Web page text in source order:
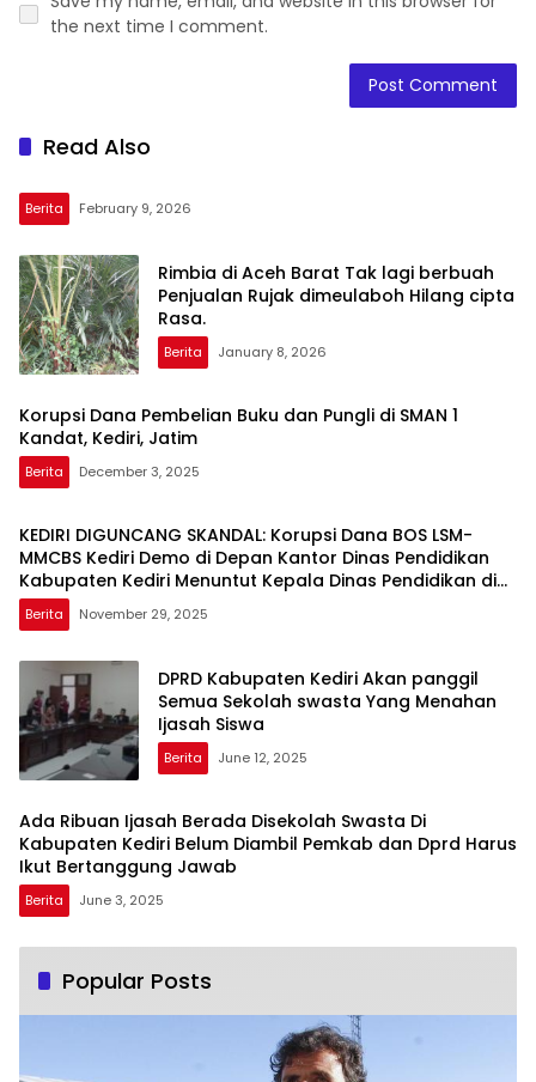
the next time I comment.
Read Also
Berita February 9, 2026
Rimbia di Aceh Barat Tak lagi berbuah
Penjualan Rujak dimeulaboh Hilang cipta
Rasa.
Berita January 8, 2026
Korupsi Dana Pembelian Buku dan Pungli di SMAN 1
Kandat, Kediri, Jatim
Berita December 3, 2025
KEDIRI DIGUNCANG SKANDAL: Korupsi Dana BOS LSM-
MMCBS Kediri Demo di Depan Kantor Dinas Pendidikan
Kabupaten Kediri Menuntut Kepala Dinas Pendidikan di
Copot dari Jabatannya
Berita November 29, 2025
DPRD Kabupaten Kediri Akan panggil
Semua Sekolah swasta Yang Menahan
Ijasah Siswa
Berita June 12, 2025
Ada Ribuan Ijasah Berada Disekolah Swasta Di
Kabupaten Kediri Belum Diambil Pemkab dan Dprd Harus
Ikut Bertanggung Jawab
Berita June 3, 2025
Popular Posts